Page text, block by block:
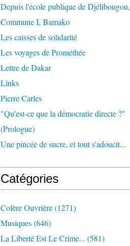
Depuis l'école publique de Djélibougou,
Commune I, Bamako
Les caisses de solidarité
Les voyages de Prométhée
Lettre de Dakar
Links
Pierre Carles
"Qu'est-ce que la démocratie directe ?"
(Prologue)
Une pincée de sucre, et tout s'adoucit...
Catégories
Colère Ouvrière(1271)
Musiques(646)
La Liberté Est Le Crime... (581)